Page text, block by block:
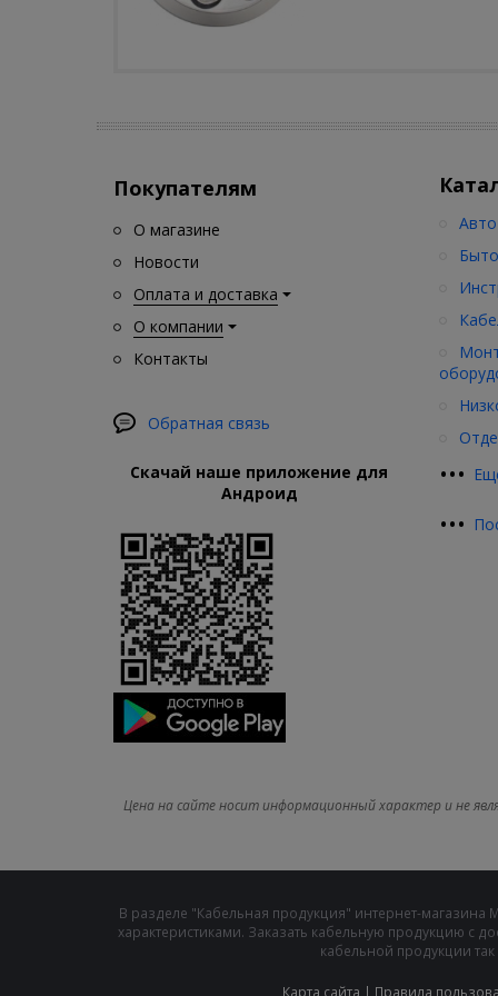
Покупателям
О магазине
Новости
Оплата и доставка
О компании
Контакты
Обратная связь
Скачай наше приложение для
Андроид
•••
•••
Цена на сайте носит информационный характер и не
В разделе "Кабельная продукция" интернет-
характеристиками. Заказать кабельную продукцию с
кабельной продукции